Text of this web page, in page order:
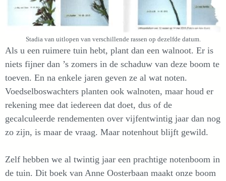
Stadia van uitlopen van verschillende rassen op dezelfde datum.
Als u een ruimere tuin hebt, plant dan een walnoot. Er is
niets fijner dan ’s zomers in de schaduw van deze boom te
toeven. En na enkele jaren geven ze al wat noten.
Voedselboswachters planten ook walnoten, maar houd er
rekening mee dat iedereen dat doet, dus of de
gecalculeerde rendementen over vijfentwintig jaar dan nog
zo zijn, is maar de vraag. Maar notenhout blijft gewild.
Zelf hebben we al twintig jaar een prachtige notenboom in
de tuin. Dit boek van Anne Oosterbaan maakt onze boom